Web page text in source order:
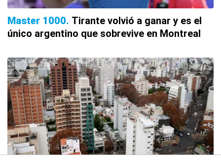
Master 1000 Tirante volvió a ganar y es el
único argentino que sobrevive en Montreal